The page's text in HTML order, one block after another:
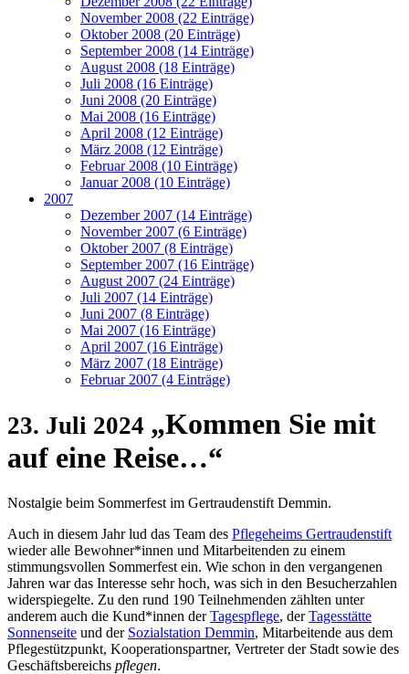
November 2008 (22 Einträge)
Oktober 2008 (20 Einträge)
September 2008 (14 Einträge)
August 2008 (18 Einträge)
Juli 2008 (16 Einträge)
Juni 2008 (20 Einträge)
Mai 2008 (16 Einträge)
April 2008 (12 Einträge)
März 2008 (12 Einträge)
Februar 2008 (10 Einträge)
Januar 2008 (10 Einträge)
2007
Dezember 2007 (14 Einträge)
November 2007 (6 Einträge)
Oktober 2007 (8 Einträge)
September 2007 (16 Einträge)
August 2007 (24 Einträge)
Juli 2007 (14 Einträge)
Juni 2007 (8 Einträge)
Mai 2007 (16 Einträge)
April 2007 (16 Einträge)
März 2007 (18 Einträge)
Februar 2007 (4 Einträge)
23. Juli 2024 „Kommen Sie mit
auf eine Reise…“
Nostalgie beim Sommerfest im Gertraudenstift Demmin.
Auch in diesem Jahr lud das Team des Pflegeheims Gertraudenstift
wieder alle Bewohner*innen und Mitarbeitenden zu einem
stimmungsvollen Sommerfest ein. Wie schon in den vergangenen
Jahren war das Interesse sehr hoch, was sich in den Besucherzahlen
widerspiegelte. Zu den rund 190 Teilnehmenden zählten unter
anderem auch die Kund*innen derTagespflege, derTagesstätte
Sonnenseite und der Sozialstation Demmin, Mitarbeitende aus dem
Pflegestützpunkt, Kooperationspartner, Vertreter der Stadt sowie des
Geschäftsbereichs pflegen.